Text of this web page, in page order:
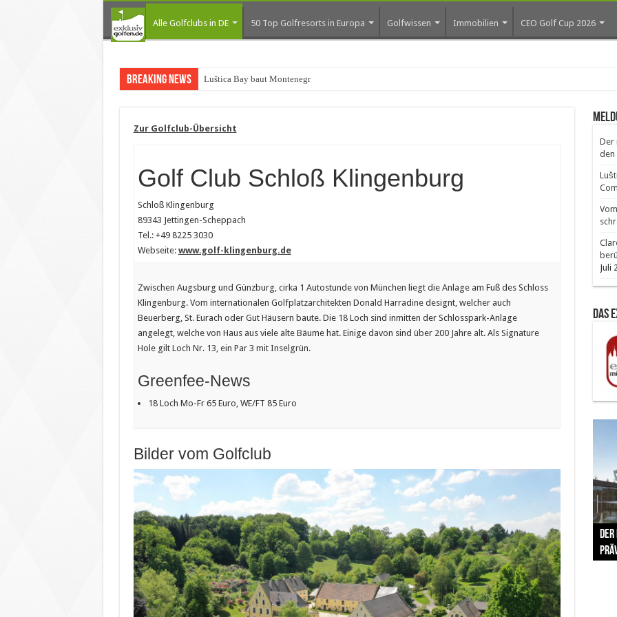
Alle Golfclubs in DE 50 Top Golfresorts in Europa Golfwissen Immobilien CEO Golf Cup 2026
Breaking News Luštica Bay baut Montenegros erste Golf-Community we
Zur Golfclub-Übersicht
Golf Club Schloß Klingenburg
Schloß Klingenburg
89343 Jettingen-Scheppach
Tel.: +49 8225 3030
Webseite: www.golf-klingenburg.de
Zwischen Augsburg und Günzburg, cirka 1 Autostunde von München liegt die Anlage am Fuß des Schloss
Klingenburg. Vom internationalen Golfplatzarchitekten Donald Harradine designt, welcher auch
Beuerberg, St. Eurach oder Gut Häusern baute. Die 18 Loch sind inmitten der Schlosspark-Anlage
angelegt, welche von Haus aus viele alte Bäume hat. Einige davon sind über 200 Jahre alt. Als Signature
Hole gilt Loch Nr. 13, ein Par 3 mit Inselgrün.
Greenfee-News
18 Loch Mo-Fr 65 Euro, WE/FT 85 Euro
Bilder vom Golfclub
Der
den
Juli
Das
The